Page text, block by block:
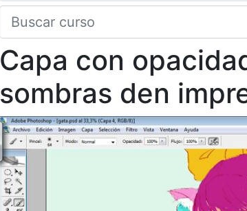
Capa con
sombras den